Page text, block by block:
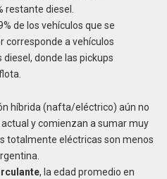
restante diesel.
de los vehículos que se
corresponde a vehículos
donde las pickups
híbrida (nafta/eléctrico) aún no
y comienzan a sumar muy
totalmente eléctricas son menos
, la edad promedio en